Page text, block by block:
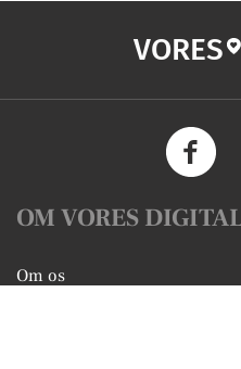
VORES
OM VORES
Om os